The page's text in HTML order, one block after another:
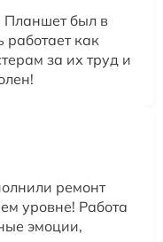
Планшет был в
работает как
за их труд и
ремонт
уровне! Работа
эмоции,